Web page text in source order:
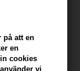
på att en
en
​​cookies
vi
Styling